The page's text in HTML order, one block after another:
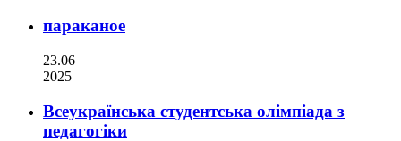
параканое
23.06
2025
Всеукраїнська студентська олімпіада з
педагогіки